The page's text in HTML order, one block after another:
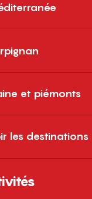
et piémonts
les destinations
après-
L’ANNÉE